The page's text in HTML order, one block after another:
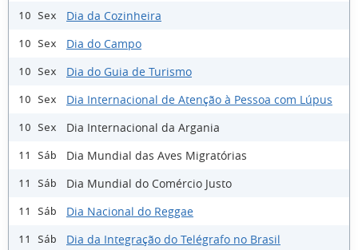
10 Sex Dia da Cozinheira
10 Sex Dia do Campo
10 Sex Dia do Guia de Turismo
10 Sex Dia Internacional de Atenção à Pessoa com Lúpus
10 Sex Dia Internacional da Argania
11 Sáb Dia Mundial das Aves Migratórias
11 Sáb Dia Mundial do Comércio Justo
11 Sáb Dia Nacional do Reggae
11 Sáb Dia da Integração do Telégrafo no Brasil